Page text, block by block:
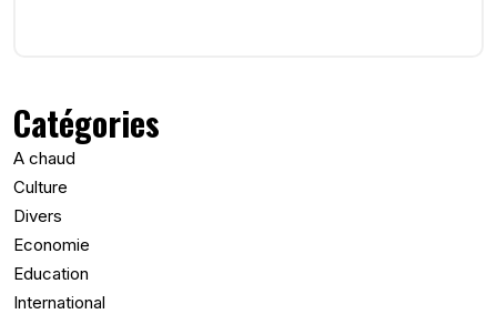
Catégories
A chaud
Culture
Divers
Economie
Education
International